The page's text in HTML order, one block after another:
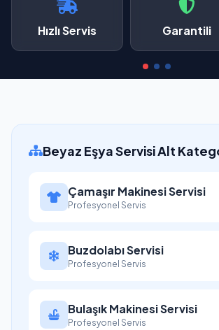
Hızlı Servis Garantili
Beyaz Eşya Servisi Alt
Çamaşır Makinesi Servisi
Profesyonel Servis
Buzdolabı Servisi
Profesyonel Servis
Bulaşık Makinesi Servisi
Profesyonel Servis